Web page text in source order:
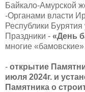
Байкало-Амурской
-Органами власти
Республики
Праздники - «День
многие
- открытие
июля 2024г. и
Памятника о